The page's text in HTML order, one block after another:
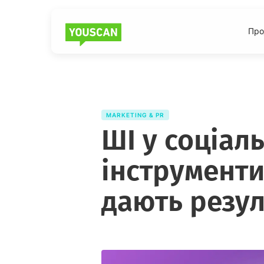
MARKETING & PR
ШІ у
дають